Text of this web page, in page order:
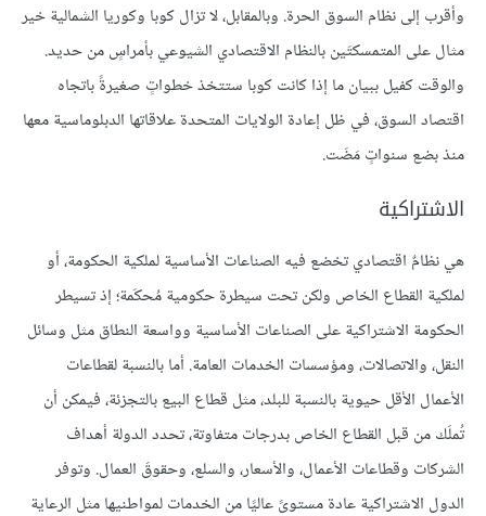
وأقرب إلى نظام السوق الحرة. وبالمقابل، لا تزال كوبا وكوريا الشمالية خير
مثال على المتمسكتَين بالنظام الاقتصادي الشيوعي بأمراسٍ من حديد.
والوقت كفيل ببيان ما إذا كانت كوبا ستتخذ خطواتٍ صغيرةً باتجاه
اقتصاد السوق، في ظل إعادة الولايات المتحدة علاقاتها الدبلوماسية معها
منذ بضع سنواتٍ مَضَت.
الاشتراكية
هي نظامٌ اقتصادي تخضع فيه الصناعات الأساسية لملكية الحكومة، أو
لملكية القطاع الخاص ولكن تحت سيطرة حكومية مُحكَمة؛ إذ تسيطر
الحكومة الاشتراكية على الصناعات الأساسية وواسعة النطاق مثل وسائل
النقل، والاتصالات، ومؤسسات الخدمات العامة. أما بالنسبة لقطاعات
الأعمال الأقل حيوية بالنسبة للبلد، مثل قطاع البيع بالتجزئة، فيمكن أن
تُملَك من قبل القطاع الخاص بدرجات متفاوتة، تحدد الدولة أهداف
الشركات وقطاعات الأعمال، والأسعار، والسلع، وحقوقَ العمال. وتوفر
الدول الاشتراكية عادة مستوىً عاليًا من الخدمات لمواطنيها مثل الرعاية